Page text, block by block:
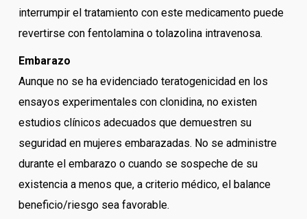
interrumpir el tratamiento con este medicamento puede
revertirse con fentolamina o tolazolina intravenosa.
Embarazo
Aunque no se ha evidenciado teratogenicidad en los
ensayos experimentales con clonidina, no existen
estudios clínicos adecuados que demuestren su
seguridad en mujeres embarazadas. No se administre
durante el embarazo o cuando se sospeche de su
existencia a menos que, a criterio médico, el balance
beneficio/riesgo sea favorable.